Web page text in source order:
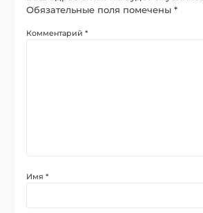
Обязательные поля помечены*
Комментарий*
Имя*